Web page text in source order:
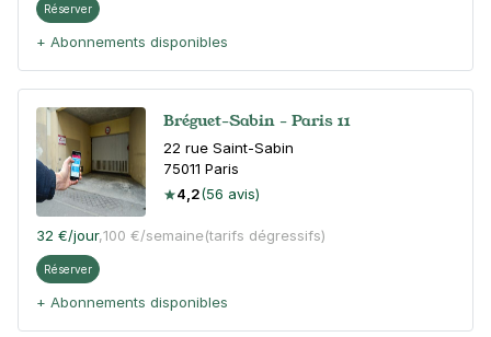
Réserver
+ Abonnements disponibles
Bréguet-Sabin - Paris 11
22 rue Saint-Sabin
75011 Paris
4,2(56 avis)
32 €/jour,100 €/semaine(tarifs dégressifs)
Réserver
+ Abonnements disponibles